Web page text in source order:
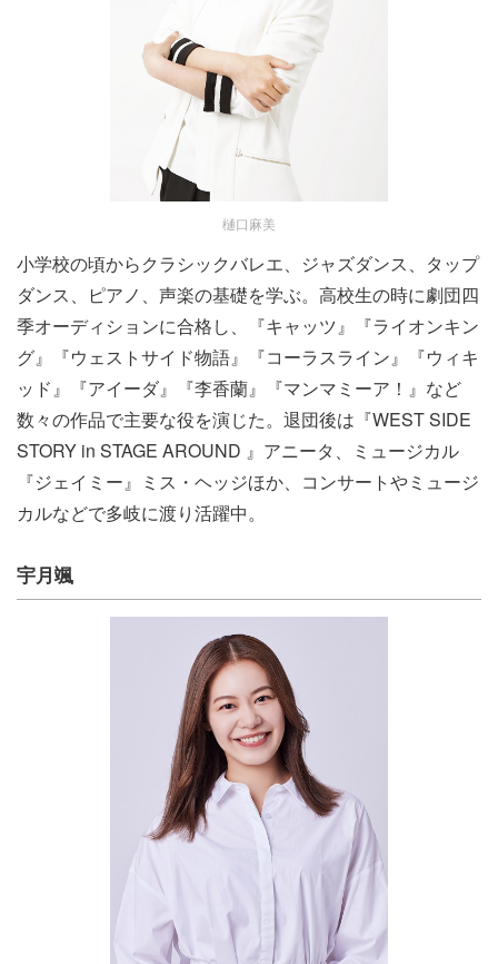
樋口麻美
小学校の頃からクラシックバレエ、ジャズダンス、タップ
ダンス、ピアノ、声楽の基礎を学ぶ。高校生の時に劇団四
季オーディションに合格し、『キャッツ』『ライオンキン
グ』『ウェストサイド物語』『コーラスライン』『ウィキ
ッド』『アイーダ』『李香蘭』『マンマミーア！』など
数々の作品で主要な役を演じた。退団後は『WEST SIDE
STORY in STAGE AROUND 』アニータ、ミュージカル
『ジェイミー』ミス・ヘッジほか、コンサートやミュージ
カルなどで多岐に渡り活躍中。
宇月颯